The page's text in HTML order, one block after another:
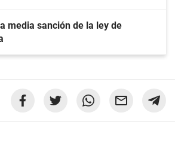
media sanción de la ley de